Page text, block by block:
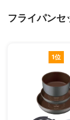
フライパンセ
1位